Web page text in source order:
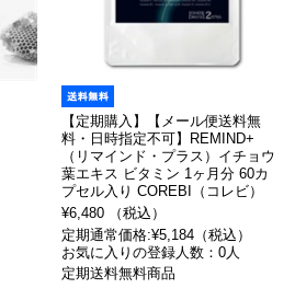
【定期購入】【メール便送料無
料・日時指定不可】REMIND+
（リマインド・プラス）イチョウ
葉エキス ビタミン 1ヶ月分 60カ
プセル入り COREBI（コレビ）
¥6,480 （税込）
定期通常価格:¥5,184（税込）
お気に入りの登録人数：0人
定期送料無料商品